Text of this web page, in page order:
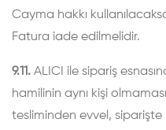
Cayma hakkı
Fatura iade edilmelidir.
9.11. ALICI ile sipariş
hamilinin aynı kişi
tesliminden evvel, siparişte